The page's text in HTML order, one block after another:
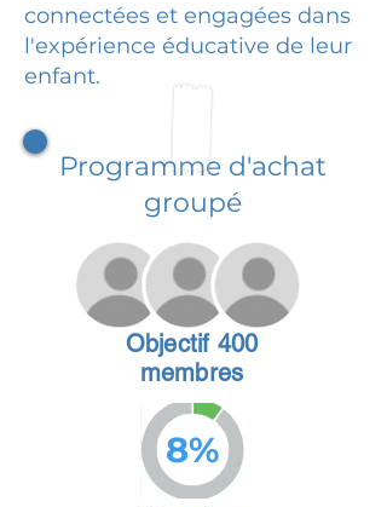
connectées et engagées dans
l'expérience éducative de leur
enfant.
Programme d'achat
groupé
Objectif 400
membres
8%